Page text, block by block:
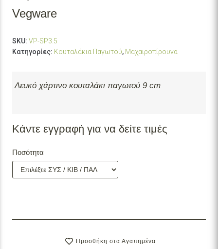
Vegware
SKU: VP-SP3.5
Κατηγορίες: Κουταλάκια Παγωτού, Μαχαιροπίρουνα
Λευκό χάρτινο κουταλάκι παγωτού 9 cm
Κάντε εγγραφή για να δείτε τιμές
Ποσότητα
Προσθήκη στα Αγαπημένα